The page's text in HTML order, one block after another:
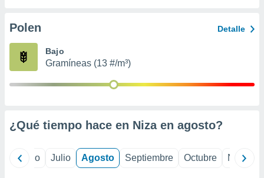
e
mediante
publicidad
publicidad
Polen Detalle
Bajo
Gramíneas (13 #/m³)
¿Qué tiempo hace en Niza en agosto?
Junio Julio Agosto Septiembre Octubre